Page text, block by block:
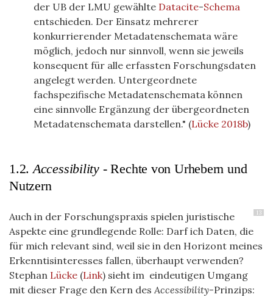
der UB der LMU gewählte Datacite-Schema
entschieden. Der Einsatz mehrerer
konkurrierender Metadatenschemata wäre
möglich, jedoch nur sinnvoll, wenn sie jeweils
konsequent für alle erfassten Forschungsdaten
angelegt werden. Untergeordnete
fachspezifische Metadatenschemata können
eine sinnvolle Ergänzung der übergeordneten
Metadatenschemata darstellen." (Lücke 2018b)
1.2.Accessibility -Rechte von Urhebern und
Nutzern
13
Auch in der Forschungspraxis spielen juristische
Aspekte eine grundlegende Rolle: Darf ich Daten, die
für mich relevant sind, weil sie in den Horizont meines
Erkenntisinteresses fallen, überhaupt verwenden?
Stephan Lücke (Link) sieht im eindeutigen Umgang
mit dieser Frage den Kern desAccessibility-Prinzips: